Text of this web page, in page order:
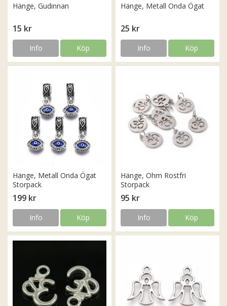
Hänge, Gudinnan
15 kr
Info Köp
Hänge, Metall Onda Ögat
25 kr
Info Köp
Hänge, Metall Onda Ögat
Storpack
199 kr
Info Köp
Hänge, Ohm Rostfri
Storpack
95 kr
Info Köp